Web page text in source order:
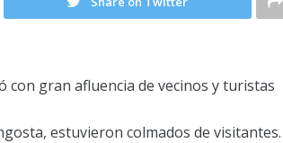
con gran afluencia de vecinos y turistas
estuvieron colmados de visitantes.